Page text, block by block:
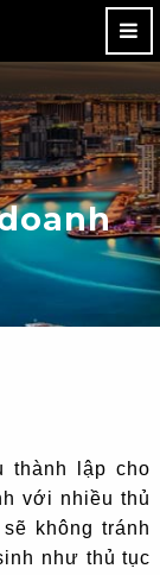
thành lập cho
với nhiều thủ
không tránh
như thủ tục